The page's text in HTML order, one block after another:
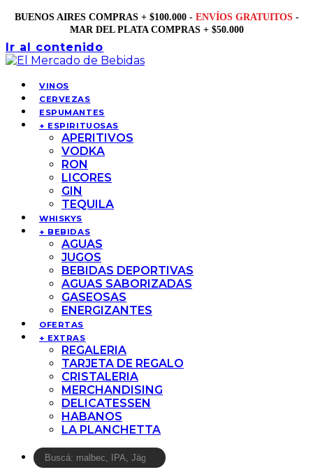
BUENOS AIRES COMPRAS + $100.000 - ENVÍOS GRATUITOS -
MAR DEL PLATA COMPRAS + $50.000
Ir al contenido
VINOS
CERVEZAS
ESPUMANTES
+ ESPIRITUOSAS
APERITIVOS
VODKA
RON
LICORES
GIN
TEQUILA
WHISKYS
+ BEBIDAS
AGUAS
JUGOS
BEBIDAS DEPORTIVAS
AGUAS SABORIZADAS
GASEOSAS
ENERGIZANTES
OFERTAS
+ EXTRAS
REGALERIA
TARJETA DE REGALO
CRISTALERIA
MERCHANDISING
DELICATESSEN
HABANOS
LA PLANCHETTA